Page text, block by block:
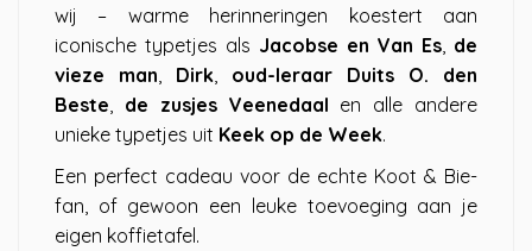
wij – warme herinneringen koestert aan
iconische typetjes als Jacobse en Van Es, de
vieze man, Dirk, oud-leraar Duits O. den
Beste, de zusjes Veenedaal en alle andere
unieke typetjes uit Keek op de Week.
Een perfect cadeau voor de echte Koot & Bie-
fan, of gewoon een leuke toevoeging aan je
eigen koffietafel.